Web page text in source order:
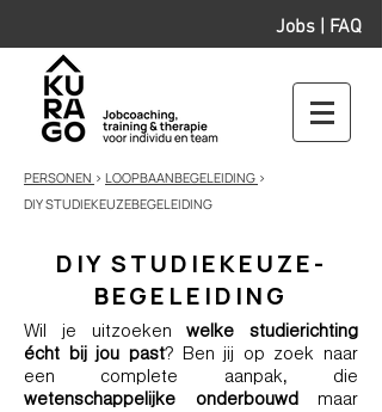
Jobs | FAQ
PERSONEN > LOOPBAANBEGELEIDING >
DIYSTUDIEKEUZEBEGELEIDING
DIY STUDIEKEUZE-
BEGELEIDING
Wil je uitzoekenwelke studierichting
écht bij jou past? Ben jij op zoek naar
een complete aanpak, die
wetenschappelijke onderbouwdmaar